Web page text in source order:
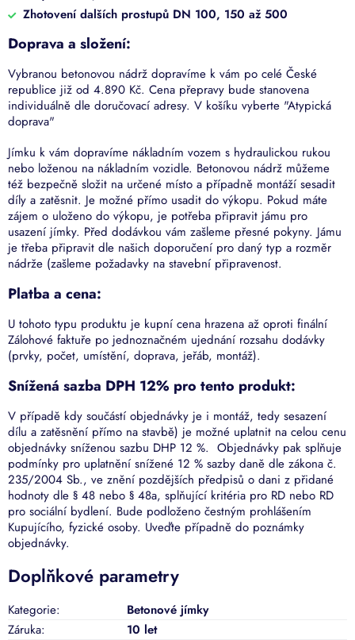
Zhotovení dalších prostupů DN 100, 150 až 500
Doprava a složení:
Vybranou betonovou nádrž dopravíme k vám po celé České
republice již od 4.890 Kč. Cena přepravy bude stanovena
individuálně dle doručovací adresy. V košíku vyberte "Atypická
doprava"
Jímku k vám dopravíme nákladním vozem s hydraulickou rukou
nebo loženou na nákladním vozidle. Betonovou nádrž můžeme
též bezpečně složit na určené místo a případně montáží sesadit
díly a zatěsnit. Je možné přímo usadit do výkopu. Pokud máte
zájem o uloženo do výkopu, je potřeba připravit jámu pro
usazení jímky. Před dodávkou vám zašleme přesné pokyny. Jámu
je třeba připravit dle našich doporučení pro daný typ a rozměr
nádrže (zašleme požadavky na stavební připravenost.
Platba a cena:
U tohoto typu produktu je kupní cena hrazena až oproti finální
Zálohové faktuře po jednoznačném ujednání rozsahu dodávky
(prvky, počet, umístění, doprava, jeřáb, montáž).
Snížená sazba DPH 12% pro tento produkt:
V případě kdy součástí objednávky je i montáž, tedy sesazení
dílu a zatěsnění přímo na stavbě) je možné uplatnit na celou cenu
objednávky sníženou sazbu DHP 12 %. Objednávky pak splňuje
podmínky pro uplatnění snížené 12 % sazby daně dle zákona č.
235/2004 Sb., ve znění pozdějších předpisů o dani z přidané
hodnoty dle § 48 nebo § 48a, splňující kritéria pro RD nebo RD
pro sociální bydlení. Bude podloženo čestným prohlášením
Kupujícího, fyzické osoby. Uveďte případně do poznámky
objednávky.
Doplňkové parametry
Kategorie:
Betonové jímky
Záruka:
10 let